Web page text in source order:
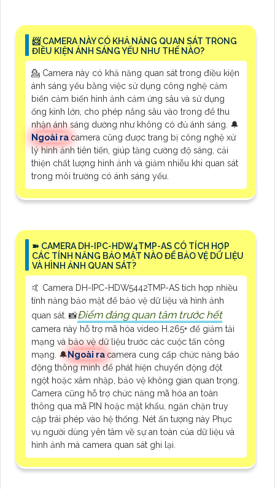
📨 CAMERA NÀY CÓ KHẢ NĂNG QUAN SÁT TRONG
ĐIỀU KIỆN ÁNH SÁNG YẾU NHƯ THẾ NÀO?
💁 Camera này có khả năng quan sát trong điều kiện
ánh sáng yếu bằng việc sử dụng công nghệ cảm
biến cảm biến hình ảnh cảm ứng sâu và sử dụng
ống kính lớn, cho phép nắng sâu vào trong để thu
nhận ánh sáng dường như không có đủ ánh sáng. 🔔
Ngoài ra camera cũng được trang bị công nghệ xử
lý hình ảnh tiên tiến, giúp tăng cường độ sáng, cải
thiện chất lượng hình ảnh và giảm nhiễu khi quan sát
trong môi trường có ánh sáng yếu.
➽ CAMERA DH-IPC-HDW4TMP-AS CÓ TÍCH HỢP
CÁC TÍNH NĂNG BẢO MẬT NÀO ĐỂ BẢO VỆ DỮ LIỆU
VÀ HÌNH ẢNH QUAN SÁT?
🤙 Camera DH-IPC-HDW5442TMP-AS tích hợp nhiều
tính năng bảo mật để bảo vệ dữ liệu và hình ảnh
quan sát. 📸Điểm đáng quan tâm trước hết
camera này hỗ trợ mã hóa video H.265+ để giảm tải
mạng và bảo vệ dữ liệu trước các cuộc tấn công
mạng. 🔔Ngoài ra camera cung cấp chức năng báo
động thông minh để phát hiện chuyển động đột
ngột hoặc xâm nhập, bảo vệ không gian quan trọng.
Camera cũng hỗ trợ chức năng mã hóa an toàn
thông qua mã PIN hoặc mật khẩu, ngăn chặn truy
cập trái phép vào hệ thống. Nét ấn tượng này Phục
vụ người dùng yên tâm về sự an toàn của dữ liệu và
hình ảnh mà camera quan sát ghi lại.